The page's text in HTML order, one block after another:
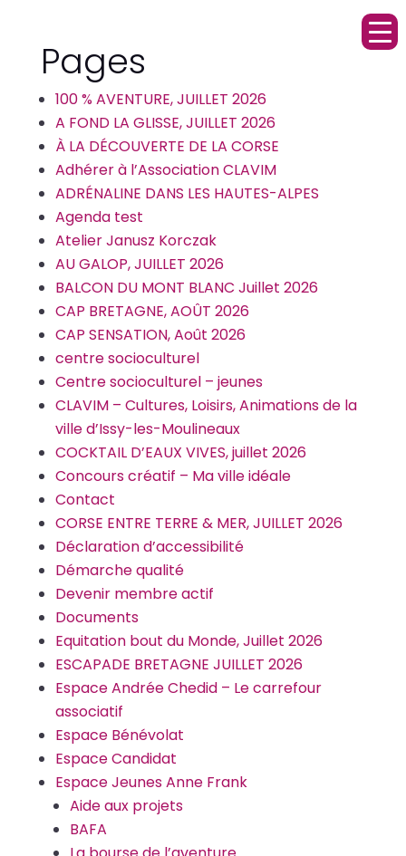
Pages
100 % AVENTURE, JUILLET 2026
A FOND LA GLISSE, JUILLET 2026
À LA DÉCOUVERTE DE LA CORSE
Adhérer à l’Association CLAVIM
ADRÉNALINE DANS LES HAUTES-ALPES
Agenda test
Atelier Janusz Korczak
AU GALOP, JUILLET 2026
BALCON DU MONT BLANC Juillet 2026
CAP BRETAGNE, AOÛT 2026
CAP SENSATION, Août 2026
centre socioculturel
Centre socioculturel – jeunes
CLAVIM – Cultures, Loisirs, Animations de la
ville d’Issy-les-Moulineaux
COCKTAIL D’EAUX VIVES, juillet 2026
Concours créatif – Ma ville idéale
Contact
CORSE ENTRE TERRE & MER, JUILLET 2026
Déclaration d’accessibilité
Démarche qualité
Devenir membre actif
Documents
Equitation bout du Monde, Juillet 2026
ESCAPADE BRETAGNE JUILLET 2026
Espace Andrée Chedid – Le carrefour
associatif
Espace Bénévolat
Espace Candidat
Espace Jeunes Anne Frank
Aide aux projets
BAFA